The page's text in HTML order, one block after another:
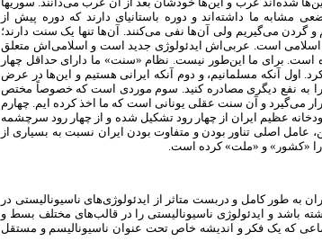
مشابه ما داشته‌اند و دوره باستانی­ای دارند که دوره پیش از
گردن می‌گیریم ولی آن‌ها نفی می‌کنند. آن‌ها تنها یک سنت دارند؛
است. عربی‌اش ایدئولوژی جدید است و اسلامی‌اش متعلق
است. برای ما این‌طور نیست. نظام «سنت» ما دارای حداقل چهار
آنکه مسلمانیم، و دوم آنکه ایرانی هستیم و این‌ها در عرض
را به نفع دیگری مصادره کنید. سوم موردی است که خصوصاً مختص
می‌گیرد و آن سنت عقلی یونانی است که ما اخذ کرده ایم. چهارم
عظیم ایران از چهار رود تشکیل شده و از چهار رود سرچشمه
عامل اصلی تناور بودن و متفاوت بودن ایران نسبت به بسیاری از
«کشور» و «ملت» کرده است.
به طور کامل و دربست متاثر از ایدئولوژی‌های ناسیونالیستی در
باشد و ایدئولوژی ناسیونالیستی را در قالب‌های مختلف بسط و
که یک فکر و اندیشه خاص تحت عنوان ناسیونالیسم و مستقل